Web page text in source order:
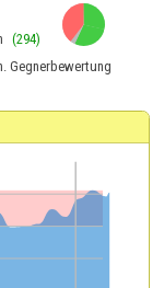
(294)
Gegnerbewertung